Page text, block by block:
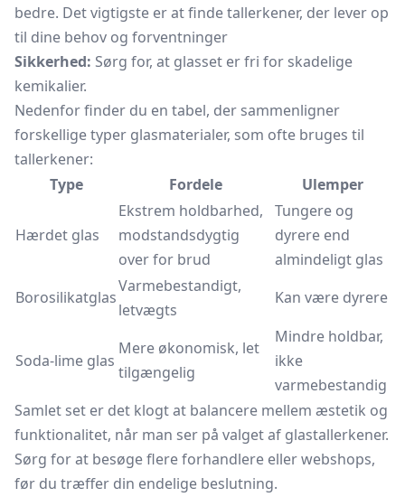
bedre. Det vigtigste er at finde tallerkener, der lever op
til dine behov og forventninger
Sikkerhed: Sørg for, at glasset er fri for skadelige
kemikalier.
Nedenfor finder du en tabel, der sammenligner
forskellige typer glasmaterialer, som ofte bruges til
tallerkener:
Type
Fordele Ulemper
Hærdet glas
Ekstrem holdbarhed,
modstandsdygtig
over for brud
Tungere og
dyrere end
almindeligt glas
Borosilikatglas
Varmebestandigt,
letvægts
Kan være dyrere
Soda-lime glas
Mere økonomisk, let
tilgængelig
Mindre holdbar,
ikke
varmebestandig
Samlet set er det klogt at balancere mellem æstetik og
funktionalitet, når man ser på valget af glastallerkener.
Sørg for at besøge flere forhandlere eller webshops,
før du træffer din endelige beslutning.